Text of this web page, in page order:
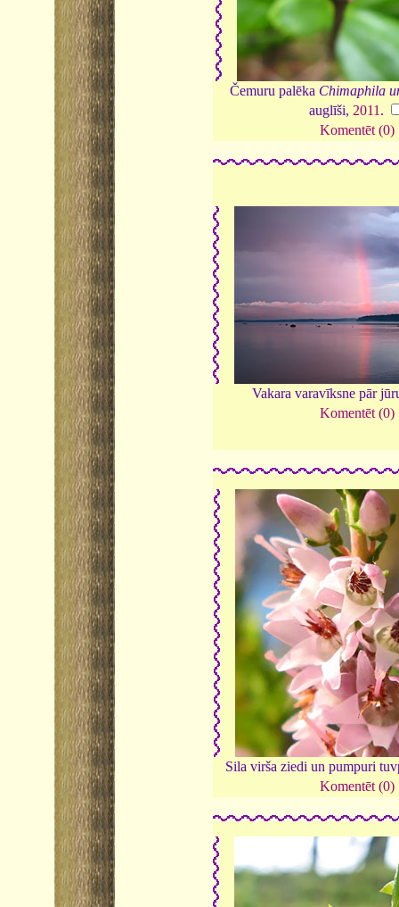
Čemuru palēka Chimaphila
auglīši, 2011 .
Komentēt (0)
Vakara varavīksne pār
Komentēt (0)
Sila virša ziedi un pumpuri
Komentēt (0)